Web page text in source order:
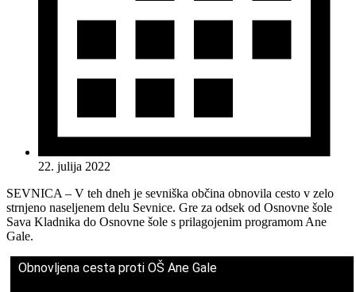
22. julija 2022
SEVNICA – V teh dneh je sevniška občina obnovila cesto v zelo
strnjeno naseljenem delu Sevnice. Gre za odsek od Osnovne šole
Sava Kladnika do Osnovne šole s prilagojenim programom Ane
Gale.
Obnovljena cesta proti OŠ Ane Gale